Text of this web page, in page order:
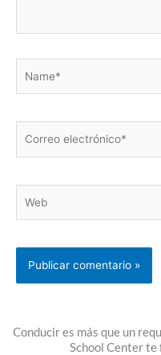
electrónico*
Conducir es más que un
School Center te